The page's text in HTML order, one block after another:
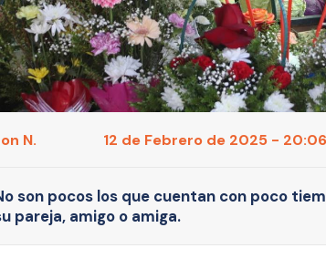
N. 12 de Febrero de 2025 -
son pocos los que cuentan con poco
pareja, amigo o amiga.